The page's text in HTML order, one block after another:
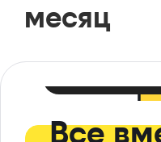
месяц
Все